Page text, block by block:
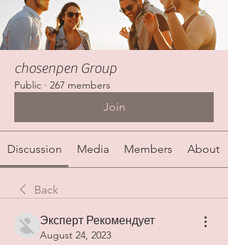
chosenpen Group
Public · 267 members
Join
Discussion Media Members About
Back
Эксперт Рекомендует
August 24, 2023